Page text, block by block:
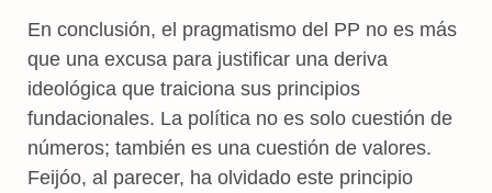
En conclusión, el pragmatismo del PP no es más
que una excusa para justificar una deriva
ideológica que traiciona sus principios
fundacionales. La política no es solo cuestión de
números; también es una cuestión de valores.
Feijóo, al parecer, ha olvidado este principio